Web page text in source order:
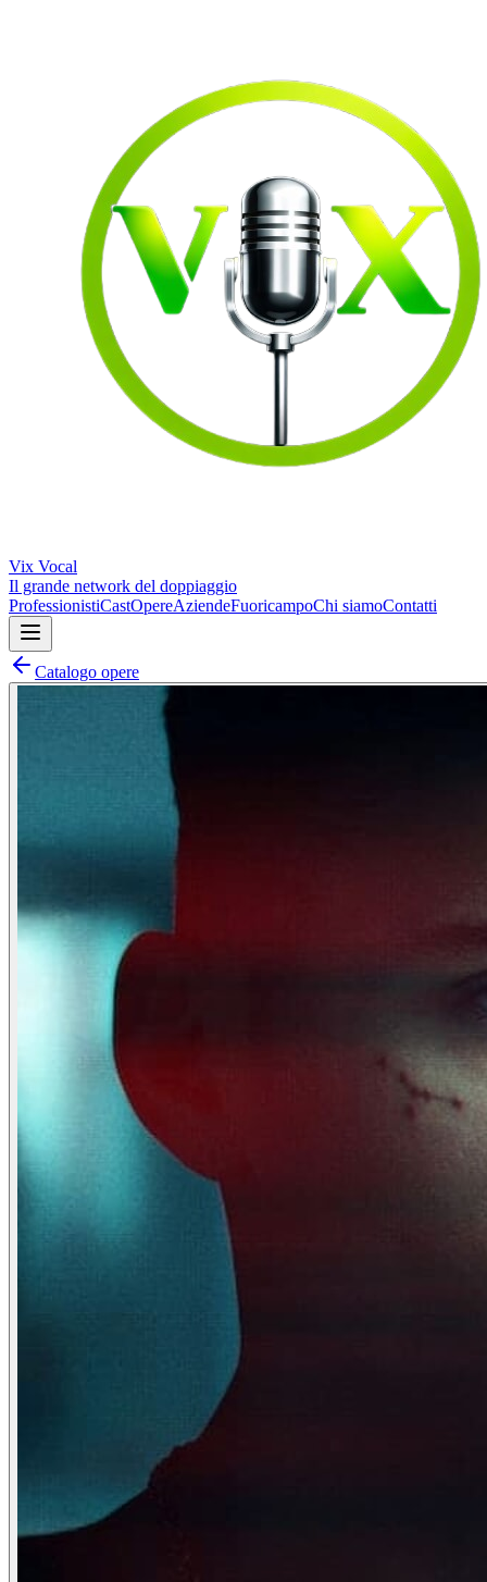
Vix Vocal
Il grande network del doppiaggio
ProfessionistiCastOpereAziendeFuoricampoChi siamoContatti
Catalogo opere